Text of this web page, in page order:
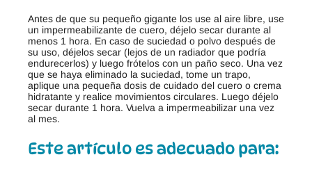
Antes de que su pequeño gigante los use al aire libre, use
un impermeabilizante de cuero, déjelo secar durante al
menos 1 hora. En caso de suciedad o polvo después de
su uso, déjelos secar (lejos de un radiador que podría
endurecerlos) y luego frótelos con un paño seco. Una vez
que se haya eliminado la suciedad, tome un trapo,
aplique una pequeña dosis de cuidado del cuero o crema
hidratante y realice movimientos circulares. Luego déjelo
secar durante 1 hora. Vuelva a impermeabilizar una vez
al mes.
Este artículo es adecuado para: